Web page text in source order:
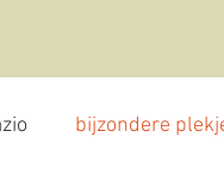
bijzondere